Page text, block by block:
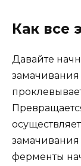
Как все
Давайте
замачивания
ферменты